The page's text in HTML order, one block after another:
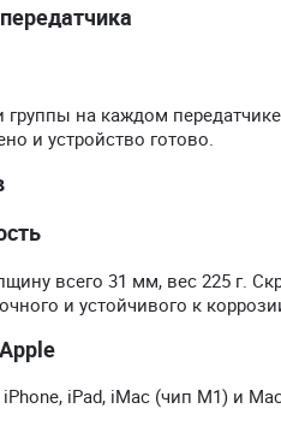
группы на каждом
и устройство готово.
всего 31 мм, вес 225 г.
и устойчивого к
iPad, iMac (чип M1) и